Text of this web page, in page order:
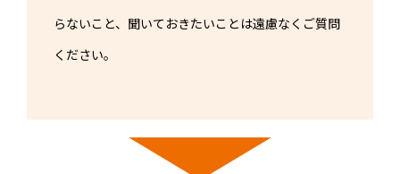
らないこと、聞いておきたいことは遠慮なくご質問
ください。